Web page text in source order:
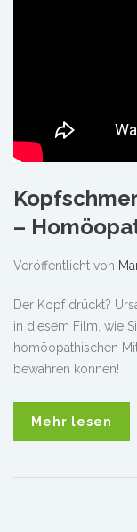
–
Veröffentlicht von
Der Kopf drückt?
in diesem Film, wie
homöopathischen
bewahren können!
Mehr lesen